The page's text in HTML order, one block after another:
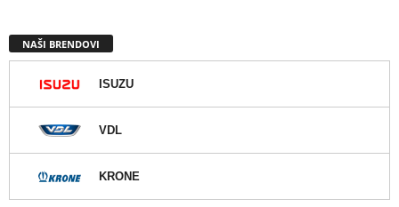
NAŠI BRENDOVI
ISUZU
VDL
KRONE